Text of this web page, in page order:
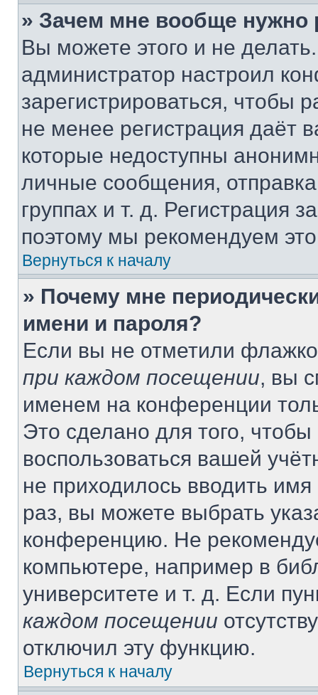
» Зачем мне вообще нужно
Вы можете этого и не
администратор настроил
зарегистрироваться, чтобы
не менее регистрация даёт
которые недоступны
личные сообщения,
группах и т. д. Регистрация
поэтому мы рекомендуем
Вернуться к началу
» Почему мне
имени и пароля?
Если вы не отметили
при каждом посещении, вы
именем на конференции
Это сделано для того, чтобы
воспользоваться вашей
не приходилось вводить
раз, вы можете выбрать
конференцию. Не
компьютере, например в
университете и т. д. Если
каждом посещении
отключил эту функцию.
Вернуться к началу